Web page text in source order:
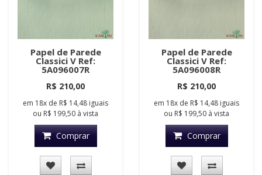
Papel de Parede
Classici V Ref:
5A096007R
R$ 210,00
em 18x de R$ 14,48 iguais
ou R$ 199,50 à vista
Comprar
Papel de Parede
Classici V Ref:
5A096008R
R$ 210,00
em 18x de R$ 14,48 iguais
ou R$ 199,50 à vista
Comprar